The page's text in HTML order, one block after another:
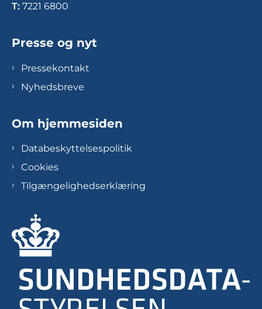
T: 7221 6800
Presse og nyt
Pressekontakt
Nyhedsbreve
Om hjemmesiden
Databeskyttelsespolitik
Cookies
Tilgængelighedserklæring